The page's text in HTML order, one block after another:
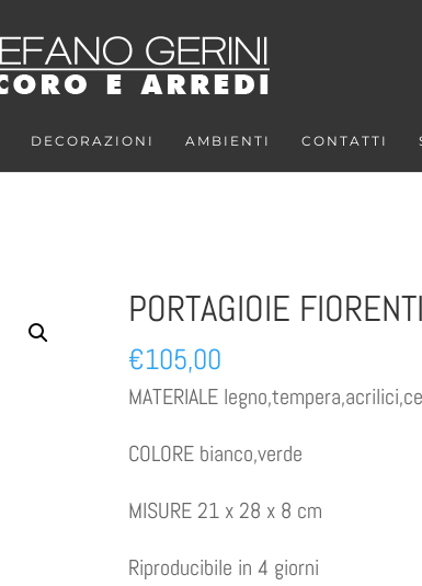
DECORAZIONI AMBIENTI CONTATTI
PORTAGIOIE
€105,00
MATERIALE
COLORE bianco,verde
MISURE 21 x 28 x 8 cm
Riproducibile in 4 giorni